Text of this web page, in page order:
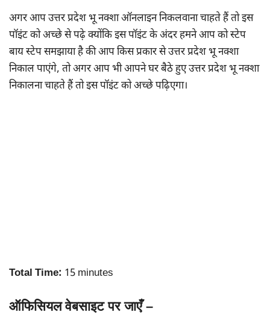
अगर आप उत्तर प्रदेश भू नक्शा ऑनलाइन निकलवाना चाहते हैं तो इस
पॉइंट को अच्छे से पढ़े क्योंकि इस पॉइंट के अंदर हमने आप को स्टेप
बाय स्टेप समझाया है की आप किस प्रकार से उत्तर प्रदेश भू नक्शा
निकाल पाएंगे, तो अगर आप भी आपने घर बैठे हुए उत्तर प्रदेश भू नक्शा
निकालना चाहते हैं तो इस पॉइंट को अच्छे पढ़िएगा।
Total Time: 15 minutes
ऑफिसियल वेबसाइट पर जाएँ–